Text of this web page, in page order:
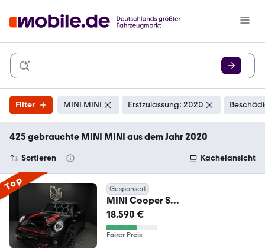
Filter MINI MINI Erstzulassung: 2020
425 gebrauchte MINI MINI aus dem Jahr 2020
Sortieren Kachelansicht
Top Gesponsert
MINI Cooper S
LED*HEADUP*HARMAN*KAMERA
18.590 €
Fairer Preis